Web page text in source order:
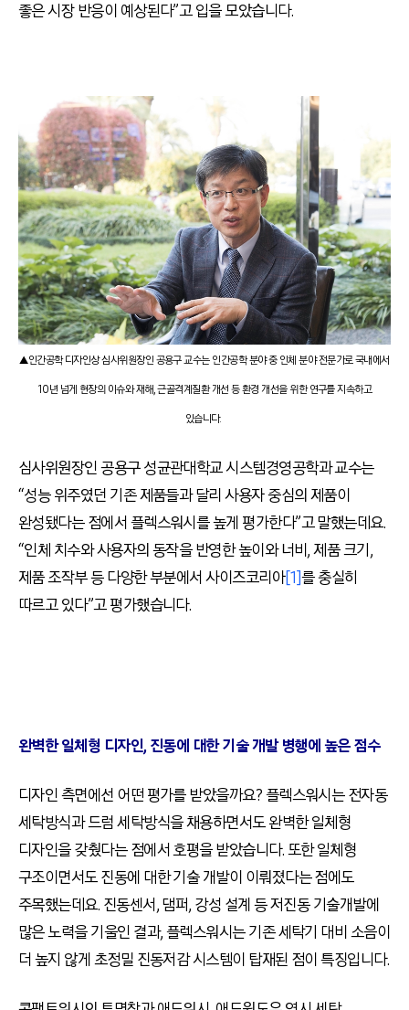
좋은 시장 반응이 예상된다”고 입을 모았습니다.
▲인간공학 디자인상 심사위원장인 공용구 교수는 인간공학 분야 중 인체 분야 전문가로 국내에서
10년 넘게 현장의 이슈와 재해, 근골격계질환 개선 등 환경 개선을 위한 연구를 지속하고
있습니다.
심사위원장인 공용구 성균관대학교 시스템경영공학과 교수는
“성능 위주였던 기존 제품들과 달리 사용자 중심의 제품이
완성됐다는 점에서 플렉스워시를 높게 평가한다”고 말했는데요.
“인체 치수와 사용자의 동작을 반영한 높이와 너비, 제품 크기,
제품 조작부 등 다양한 부분에서 사이즈코리아[1]를 충실히
따르고 있다”고 평가했습니다.
완벽한 일체형 디자인, 진동에 대한 기술 개발 병행에 높은 점수
디자인 측면에선 어떤 평가를 받았을까요? 플렉스워시는 전자동
세탁방식과 드럼 세탁방식을 채용하면서도 완벽한 일체형
디자인을 갖췄다는 점에서 호평을 받았습니다. 또한 일체형
구조이면서도 진동에 대한 기술 개발이 이뤄졌다는 점에도
주목했는데요. 진동센서, 댐퍼, 강성 설계 등 저진동 기술개발에
많은 노력을 기울인 결과, 플렉스워시는 기존 세탁기 대비 소음이
더 높지 않게 초정밀 진동저감 시스템이 탑재된 점이 특징입니다.